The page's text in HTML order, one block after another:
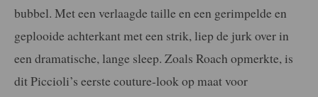
bubbel. Met een verlaagde taille en een gerimpelde en
geplooide achterkant met een strik, liep de jurk over in
een dramatische, lange sleep. Zoals Roach opmerkte, is
dit Piccioli’s eerste couture-look op maat voor